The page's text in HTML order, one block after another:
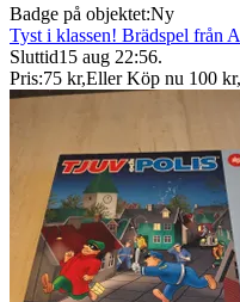
Badge på objektet:Ny
Tyst i klassen! Brädspel från
Sluttid15 aug 22:56.
Pris:75 kr,Eller Köp nu 100 kr,